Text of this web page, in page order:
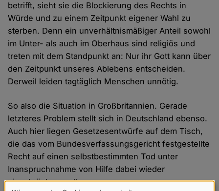
betrifft, sieht sie die Blockierung des Rechts in
Würde und zu einem Zeitpunkt eigener Wahl zu
sterben. Denn ein unverhältnismäßiger Anteil sowohl
im Unter- als auch im Oberhaus sind religiös und
treten mit dem Standpunkt an: Nur ihr Gott kann über
den Zeitpunkt unseres Ablebens entscheiden.
Derweil leiden tagtäglich Menschen unnötig.
So also die Situation in Großbritannien. Gerade
letzteres Problem stellt sich in Deutschland ebenso.
Auch hier liegen Gesetzesentwürfe auf dem Tisch,
die das vom Bundesverfassungsgericht festgestellte
Recht auf einen selbstbestimmten Tod unter
Inanspruchnahme von Hilfe dabei wieder
einschränken wollen.